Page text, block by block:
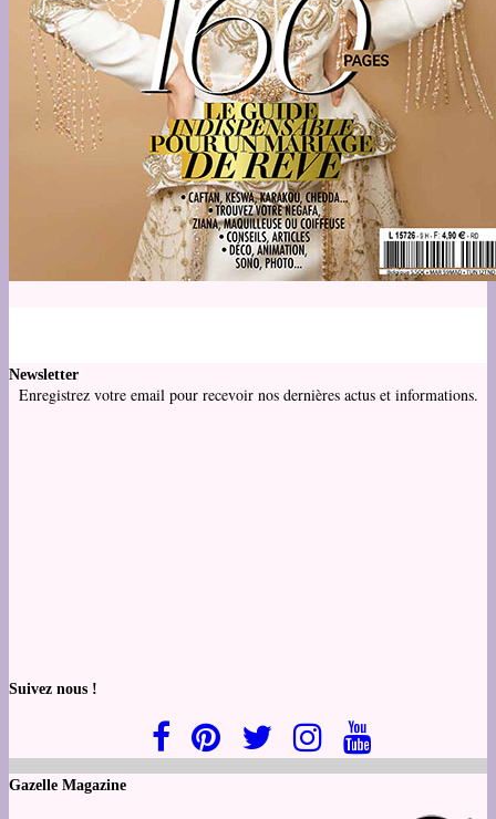
Newsletter
Enregistrez votre email pour recevoir nos dernières actus et informations.
Suivez nous !
Gazelle Magazine